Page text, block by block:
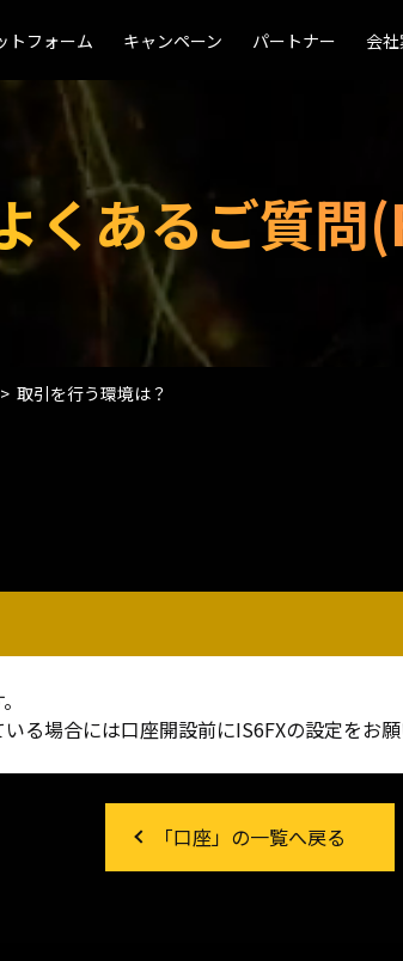
トフォーム キャンペーン パートナー 会
くあるご質問
取引を行う環境は？
る場合には口座開設前にIS6FXの設定をお願
「口座」の一覧へ戻る
トフォーム キャンペーン パートナー 会